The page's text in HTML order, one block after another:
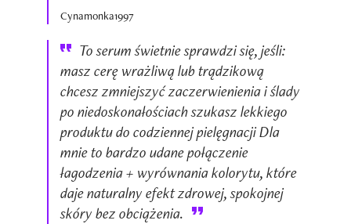
Cynamonka1997
To serum świetnie sprawdzi się, jeśli:
masz cerę wrażliwą lub trądzikową
chcesz zmniejszyć zaczerwienienia i ślady
po niedoskonałościach szukasz lekkiego
produktu do codziennej pielęgnacji Dla
mnie to bardzo udane połączenie
łagodzenia + wyrównania kolorytu, które
daje naturalny efekt zdrowej, spokojnej
skóry bez obciążenia.